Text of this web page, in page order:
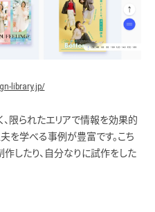
library.jp/
限られたエリアで情報を効果的
を学べる事例が豊富です。こち
したり、自分なりに試作をした